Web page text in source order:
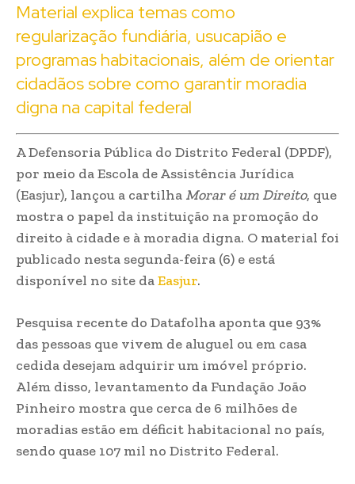
Material explica temas como
regularização fundiária, usucapião e
programas habitacionais, além de orientar
cidadãos sobre como garantir moradia
digna na capital federal
A Defensoria Pública do Distrito Federal (DPDF),
por meio da Escola de Assistência Jurídica
(Easjur), lançou a cartilha Morar é um Direito, que
mostra o papel da instituição na promoção do
direito à cidade e à moradia digna. O material foi
publicado nesta segunda-feira (6) e está
disponível no site daEasjur.
Pesquisa recente do Datafolha aponta que 93%
das pessoas que vivem de aluguel ou em casa
cedida desejam adquirir um imóvel próprio.
Além disso, levantamento da Fundação João
Pinheiro mostra que cerca de 6 milhões de
moradias estão em déficit habitacional no país,
sendo quase 107 mil no Distrito Federal.